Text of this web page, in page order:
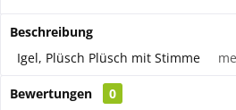
Beschreibung
Igel, Plüsch Plüsch mit Stimme
Bewertungen
0